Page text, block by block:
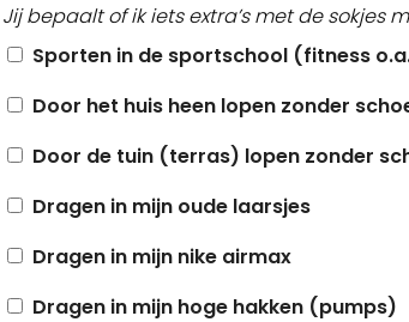
Jij bepaalt of ik iets extra’s met de sokjes
Sporten in de sportschool (fitness
Door het huis heen lopen zonder
Door de tuin (terras) lopen zonder
Dragen in mijn oude laarsjes
Dragen in mijn nike airmax
Dragen in mijn hoge hakken (pumps)